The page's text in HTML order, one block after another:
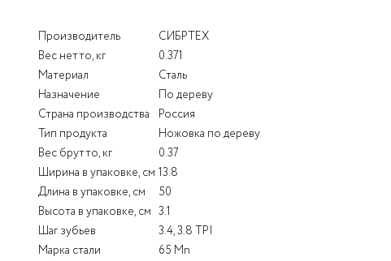
Производитель
СИБРТЕХ
Вес нетто, кг
0.371
Материал
Сталь
Назначение
По дереву
Страна производства
Россия
Тип продукта
Ножовка по дереву
Вес брутто, кг
0.37
Ширина в упаковке, см 13.8
Длина в упаковке, см
50
Высота в упаковке, см 3.1
Шаг зубьев
3.4, 3.8 TPI
Марка стали
65 Mn